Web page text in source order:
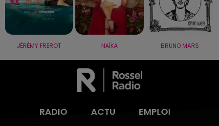
JÉRÉMY FREROT NAÏKA BRUNO MARS
RADIO ACTU
EMPLOI